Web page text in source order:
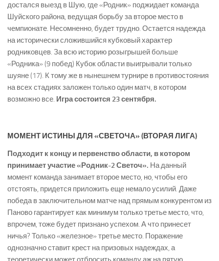
достался выезд в Шую, где «Родник» поджидает команда
Шуйского района, ведущая борьбу за второе место в
чемпионате. Несомненно, будет трудно. Остается надежда
на исторически сложившийся кубковый характер
родниковцев. За всю историю розыгрышей больше
«Родника» (9 побед) Кубок области выигрывали только
шуяне (17). К тому же в нынешнем турнире в противостояния
на всех стадиях заложен только один матч, в котором
возможно все. Игра состоится 23 сентября.
МОМЕНТ ИСТИНЫ ДЛЯ «СВЕТОЧА» (ВТОРАЯ ЛИГА)
Подходит к концу и первенство области, в котором
принимает участие «Родник-2 Светоч». На данный
момент команда занимает второе место, но, чтобы его
отстоять, придется приложить еще немало усилий. Даже
победа в заключительном матче над прямым конкурентом из
Паново гарантирует как минимум только третье место, что,
впрочем, тоже будет признано успехом. А что принесет
ничья? Только «железное» третье место. Поражение
однозначно ставит крест на призовых надеждах, а